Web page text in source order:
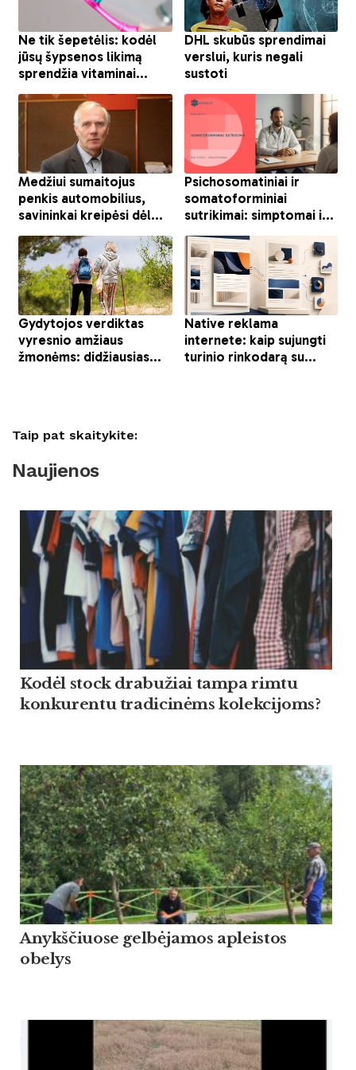
Taip pat skaitykite:
Naujienos
Kodėl stock drabužiai tampa rimtu
konkurentu tradicinėms kolekcijoms?
Anykščiuose gelbėjamos apleistos
obelys